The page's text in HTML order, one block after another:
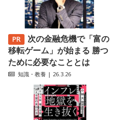
次の金融危機で「富の
移転ゲーム」が始まる 勝つ
ために必要なこととは
知識・教養 | 26.3.26